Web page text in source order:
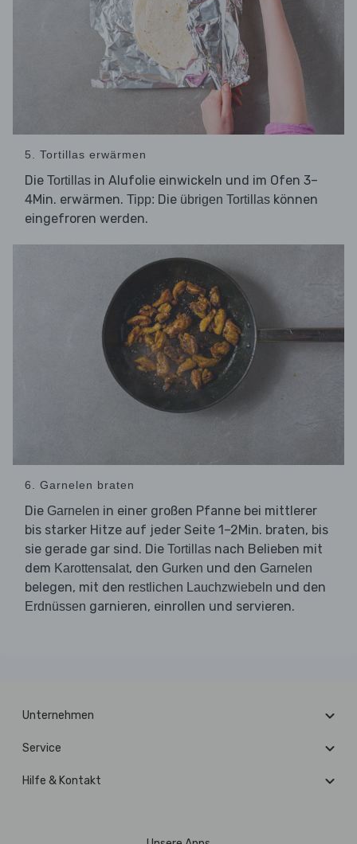
5. Tortillas erwärmen
Die Tortillas in Alufolie einwickeln und im Ofen 3–
4Min. erwärmen. Tipp: Die übrigen Tortillas können
eingefroren werden.
6. Garnelen braten
Die Garnelen in einer großen Pfanne bei mittlerer
bis starker Hitze auf jeder Seite 1–2Min. braten, bis
sie gerade gar sind. Die Tortillas nach Belieben mit
dem Karottensalat, den Gurken und den Garnelen
belegen, mit den restlichen Lauchzwiebeln und den
Erdnüssen garnieren, einrollen und servieren.
Unternehmen
Service
Hilfe & Kontakt